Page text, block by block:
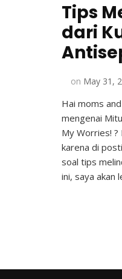
Tips
dari
on May 31,
Hai moms
mengenai
My Worries! ?
karena di
soal tips
ini, saya akan